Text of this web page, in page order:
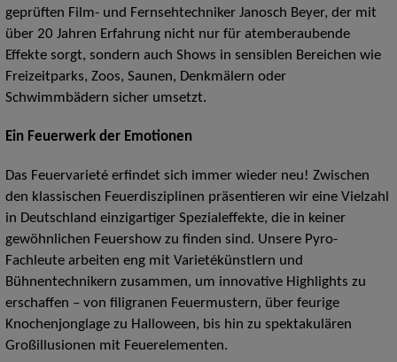
geprüften Film- und Fernsehtechniker Janosch Beyer, der mit
über 20 Jahren Erfahrung nicht nur für atemberaubende
Effekte sorgt, sondern auch Shows in sensiblen Bereichen wie
Freizeitparks, Zoos, Saunen, Denkmälern oder
Schwimmbädern sicher umsetzt.
Ein Feuerwerk der Emotionen
Das Feuervarieté erfindet sich immer wieder neu! Zwischen
den klassischen Feuerdisziplinen präsentieren wir eine Vielzahl
in Deutschland einzigartiger Spezialeffekte, die in keiner
gewöhnlichen Feuershow zu finden sind. Unsere Pyro-
Fachleute arbeiten eng mit Varietékünstlern und
Bühnentechnikern zusammen, um innovative Highlights zu
erschaffen – von filigranen Feuermustern, über feurige
Knochenjonglage zu Halloween, bis hin zu spektakulären
Großillusionen mit Feuerelementen.